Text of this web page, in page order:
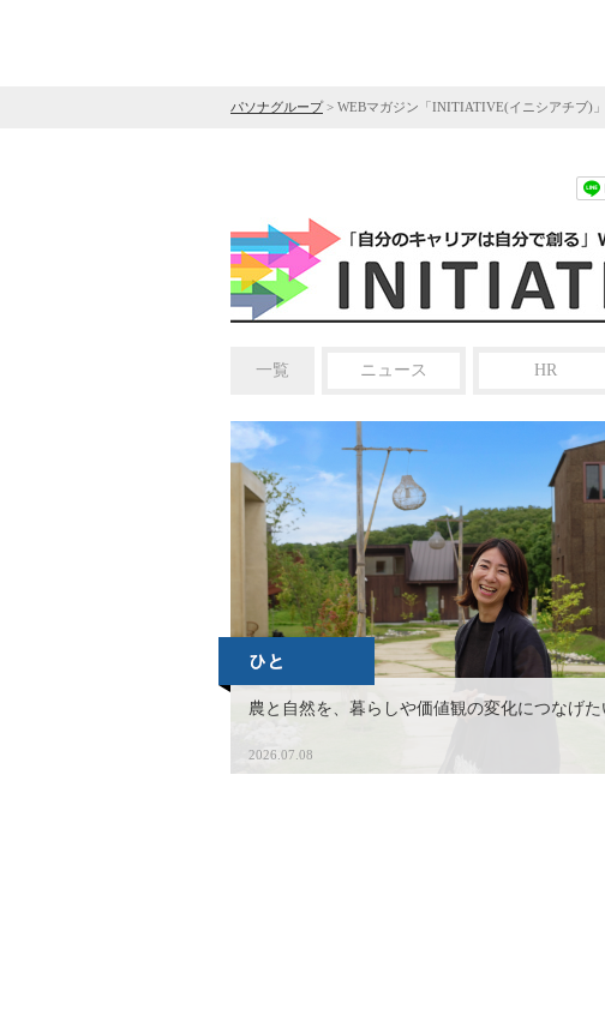
パソナグループ> WEBマガジン「INITIATIVE(イニシアチブ)」
一覧 ニュース HR
農と自然を、暮らしや価値観の変化につなげた
2026.07.08